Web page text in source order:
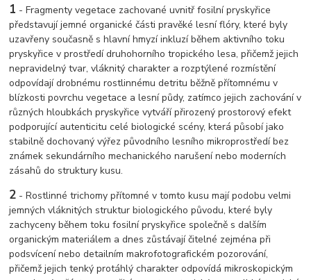
1 - Fragmenty vegetace zachované uvnitř fosilní pryskyřice
představují jemné organické části pravěké lesní flóry, které byly
uzavřeny současně s hlavní hmyzí inkluzí během aktivního toku
pryskyřice v prostředí druhohorního tropického lesa, přičemž jejich
nepravidelný tvar, vláknitý charakter a rozptýlené rozmístění
odpovídají drobnému rostlinnému detritu běžně přítomnému v
blízkosti povrchu vegetace a lesní půdy, zatímco jejich zachování v
různých hloubkách pryskyřice vytváří přirozený prostorový efekt
podporující autenticitu celé biologické scény, která působí jako
stabilně dochovaný výřez původního lesního mikroprostředí bez
známek sekundárního mechanického narušení nebo moderních
zásahů do struktury kusu.
2 - Rostlinné trichomy přítomné v tomto kusu mají podobu velmi
jemných vláknitých struktur biologického původu, které byly
zachyceny během toku fosilní pryskyřice společně s dalším
organickým materiálem a dnes zůstávají čitelné zejména při
podsvícení nebo detailním makrofotografickém pozorování,
přičemž jejich tenký protáhlý charakter odpovídá mikroskopickým